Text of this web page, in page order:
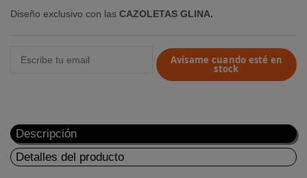
Diseño exclusivo con las CAZOLETAS GLINA.
Avisame cuando esté en
stock
Descripción
Detalles del producto